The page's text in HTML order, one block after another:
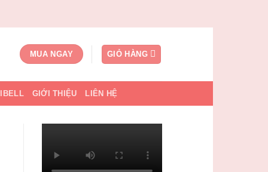
MUA NGAY GIỎ HÀNG
GIỚI THIỆU LIÊN HỆ